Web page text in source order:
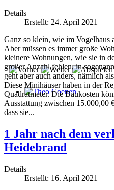
Theo Coenen
Details
Erstellt: 24. April 2021
Ganz so klein, wie im Vogelhaus
Aber müssen es immer große
kleinere Wohnungen, wie sie in
großer Anzahl fehlen, in
geht aber auch anders, nämlich
Diese Minihäuser haben in der
Quadratmeter. Die Baukosten
Ausstattung zwischen 15.000,00
dass sie...
1 Jahr nach dem
Heidebrand
Details
Erstellt: 16. April 2021